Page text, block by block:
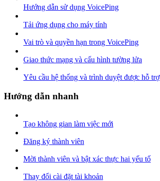
Hướng dẫn sử dụng VoicePing
Tải ứng dụng cho máy tính
Vai trò và quyền hạn trong VoicePing
Giao thức mạng và cấu hình tường lửa
Yêu cầu hệ thống và trình duyệt được hỗ trợ
Hướng dẫn nhanh
Tạo không gian làm việc mới
Đăng ký thành viên
Mời thành viên và bật xác thực hai yếu tố
Thay đổi cài đặt tài khoản